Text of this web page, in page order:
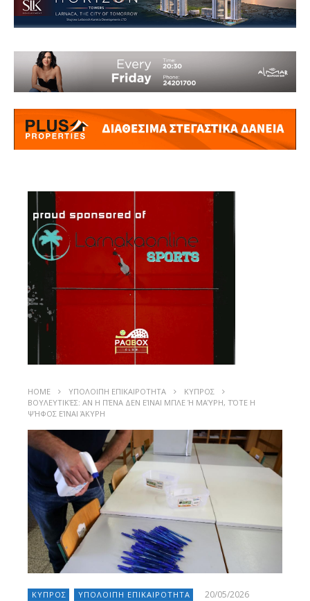
HOME ΥΠΟΛΟΙΠΗ ΕΠΙΚΑΙΡΟΤΗΤΑ
ΚΥΠΡΟΣ
ΒΟΥΛΕΥΤΙΚΈΣ: ΑΝ Η ΠΈΝΑ ΔΕΝ ΕΊΝΑΙ ΜΠΛΕ Ή ΜΑΎΡΗ, ΤΌΤΕ Η
ΨΉΦΟΣ ΕΊΝΑΙ ΆΚΥΡΗ
ΚΥΠΡΟΣ ΥΠΟΛΟΙΠΗ ΕΠΙΚΑΙΡΟΤΗΤΑ 20/05/2026